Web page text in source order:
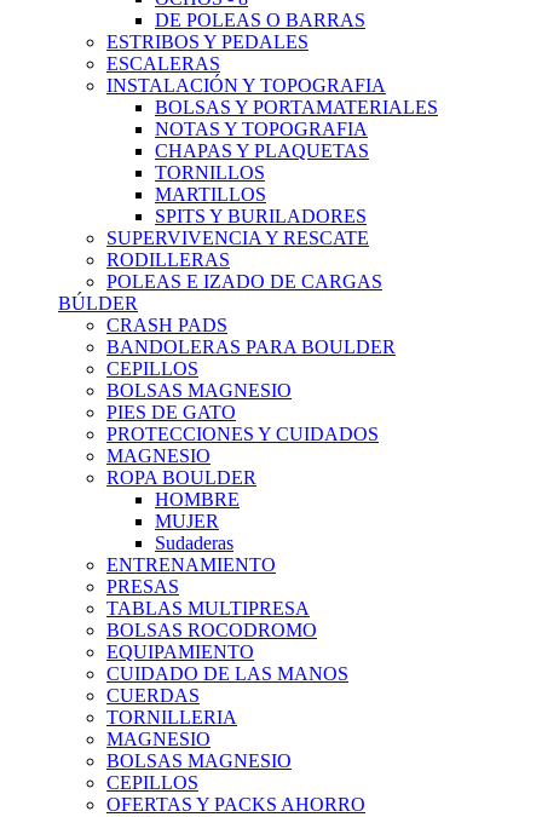
DE POLEAS O BARRAS
ESTRIBOS Y PEDALES
ESCALERAS
INSTALACIÓN Y TOPOGRAFIA
BOLSAS Y PORTAMATERIALES
NOTAS Y TOPOGRAFIA
CHAPAS Y PLAQUETAS
TORNILLOS
MARTILLOS
SPITS Y BURILADORES
SUPERVIVENCIA Y RESCATE
RODILLERAS
POLEAS E IZADO DE CARGAS
BÚLDER
CRASH PADS
BANDOLERAS PARA BOULDER
CEPILLOS
BOLSAS MAGNESIO
PIES DE GATO
PROTECCIONES Y CUIDADOS
MAGNESIO
ROPA BOULDER
HOMBRE
MUJER
Sudaderas
ENTRENAMIENTO
PRESAS
TABLAS MULTIPRESA
BOLSAS ROCODROMO
EQUIPAMIENTO
CUIDADO DE LAS MANOS
CUERDAS
TORNILLERIA
MAGNESIO
BOLSAS MAGNESIO
CEPILLOS
OFERTAS Y PACKS AHORRO